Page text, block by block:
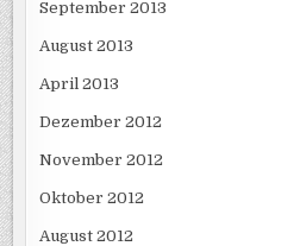
September 2013
August 2013
April 2013
Dezember 2012
November 2012
Oktober 2012
August 2012